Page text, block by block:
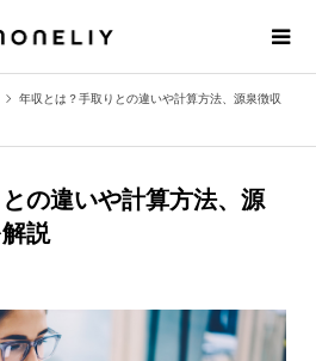
年収とは？手取りとの違いや計算方法、源泉徴収
の違いや計算方法、源
説